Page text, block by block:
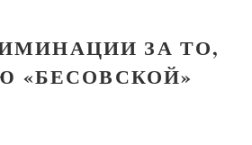
ЗА ТО,
«БЕСОВСКОЙ»